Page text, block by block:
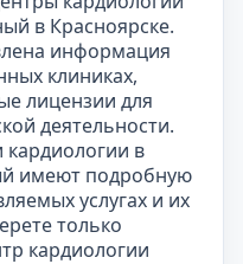
в Красноярске.
информация
клиниках,
лицензии для
деятельности.
кардиологии в
имеют подробную
услугах и их
только
кардиологии